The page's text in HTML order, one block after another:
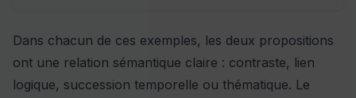
Dans chacun de ces exemples, les deux propositions
ont une relation sémantique claire : contraste, lien
logique, succession temporelle ou thématique. Le